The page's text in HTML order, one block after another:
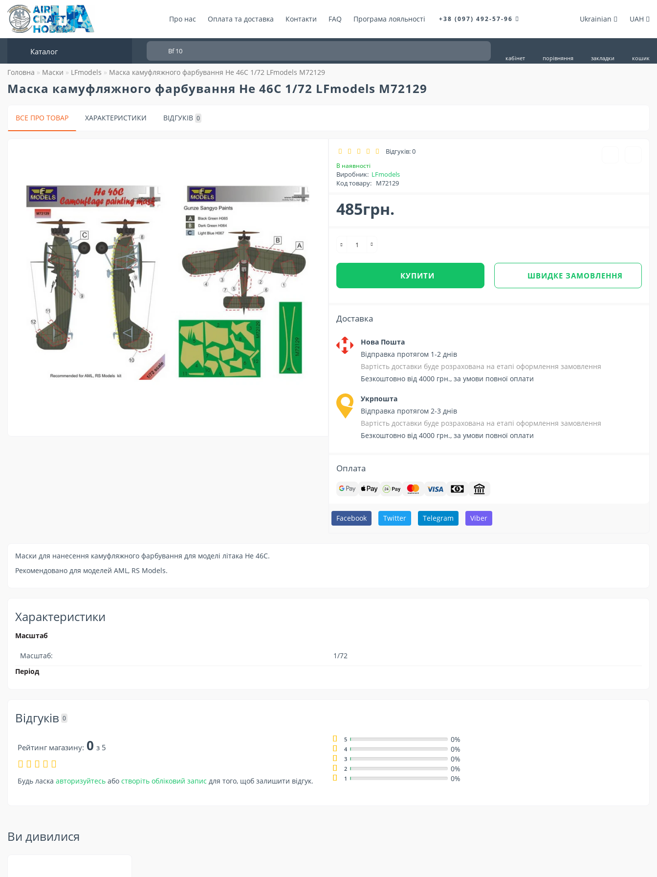
Про нас Оплата та доставка Контакти FAQ Програма лояльності +38 (097) 492-57-96 UAH
Ukrainian
Каталог
кабінет порівняння закладки кошик
Головна Маски LFmodels Маска камуфляжного фарбування He 46C 1/72 LFmodels M72129
Маска камуфляжного фарбування He 46C 1/72 LFmodels M72129
ВСЕ ПРО ТОВАР ХАРАКТЕРИСТИКИ ВІДГУКІВ 0
Відгуків: 0
В наявності
Виробник: LFmodels
Код товару: M72129
485грн.
КУПИТИ ШВИДКЕ ЗАМОВЛЕННЯ
Доставка
Нова Пошта
Відправка протягом 1-2 днів
Вартість доставки буде розрахована на етапі оформлення замовлення
Безкоштовно від 4000 грн., за умови повної оплати
Укрпошта
Відправка протягом 2-3 днів
Вартість доставки буде розрахована на етапі оформлення замовлення
Безкоштовно від 4000 грн., за умови повної оплати
Оплата
Facebook Twitter Telegram Viber
Маски для нанесення камуфляжного фарбування для моделі літака He 46C.
Рекомендовано для моделей AML, RS Models.
Характеристики
Масштаб
Масштаб:
1/72
Період
Відгуків 0
Рейтинг магазину: 0 з 5
Будь ласка авторизуйтесь або створіть обліковий запис для того, щоб залишити відгук.
5 0%
4 0%
3 0%
2 0%
1 0%
Ви дивилися